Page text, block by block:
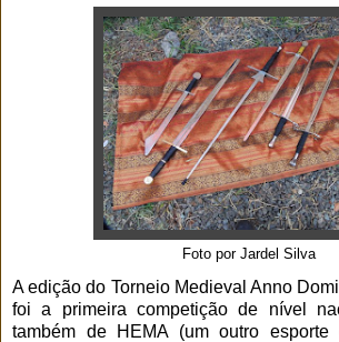
Foto por Jardel Silva
A edição do Torneio Medieval Anno
foi a primeira competição de nível
também de HEMA (um outro esporte